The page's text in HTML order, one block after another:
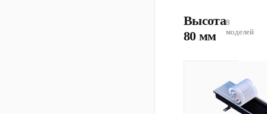
Высота
80 мм
8
моделей